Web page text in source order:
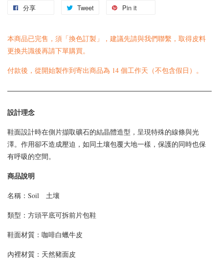
分享 Tweet Pin it
本商品已完售，須「換色訂製」，建議先請與我們聯繫 ，取得皮料
更換共識後再請下單購買。
付款後，從開始製作到寄出商品為 14 個工作天（不包含假日）。
設計理念
鞋面設計時在側片擷取礦石的結晶體造型，呈現特殊的線條與光
澤。作用卻不造成壓迫，如同土壤包覆大地一樣，保護的同時也保
有呼吸的空間。
商品說明
名稱：Soil 土壤
類型： 方頭平底可拆前片包鞋
鞋面材質： 咖啡白蠟牛皮
內裡材質：天然豬面皮